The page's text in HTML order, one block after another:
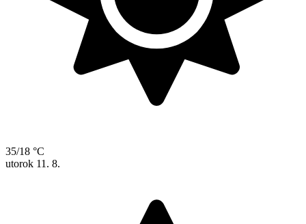
35/18 °C
utorok 11. 8.